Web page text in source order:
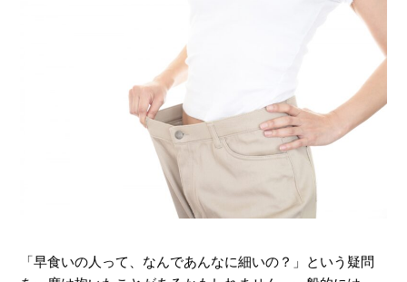
「早食いの人って、なんであんなに細いの？」という疑問